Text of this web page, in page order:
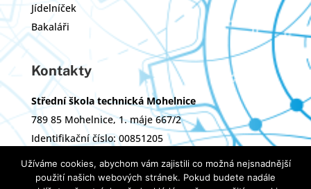
Jídelníček
Bakaláři
Kontakty
Střední škola technická Mohelnice
789 85 Mohelnice, 1. máje 667/2
Identifikační číslo: 00851205
Zřizovatel: Olomoucký kraj
Užíváme cookies, abychom vám zajistili co možná nejsnadnější
použití našich webových stránek. Pokud budete nadále